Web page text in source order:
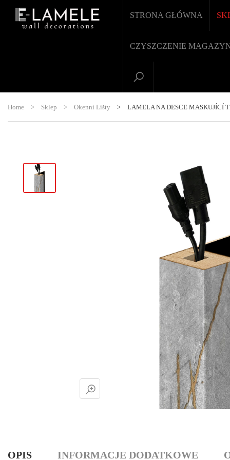
STRONA GŁÓWNA
CZYSZCZENIE
Home > Sklep > Okenní Lišty > LAMELA NA DESCE MASKUJÍCÍ
OPIS INFORMACJE DODATKOWE